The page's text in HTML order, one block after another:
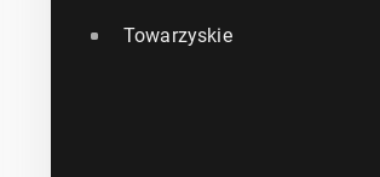
Towarzyskie